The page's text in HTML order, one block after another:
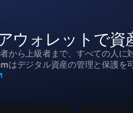
ウォレットで資
から上級者まで、すべての人に
はデジタル資産の管理と保護を